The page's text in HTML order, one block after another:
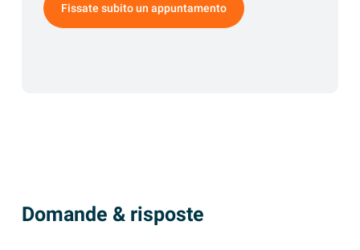
Fissate subito un appuntamento
Domande & risposte